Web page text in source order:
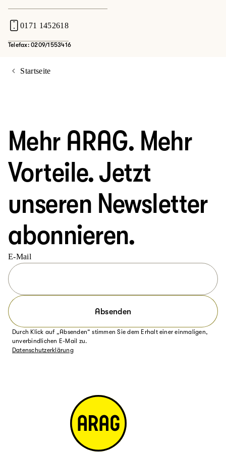
0171 1452618
Telefax: 0209/1553416
Startseite
Mehr ARAG. Mehr
Vorteile. Jetzt
unseren Newsletter
abonnieren.
E-Mail
Absenden
Durch Klick auf „Absenden“ stimmen Sie dem Erhalt einer einmaligen,
unverbindlichen E-Mail zu.
Datenschutzerklärung